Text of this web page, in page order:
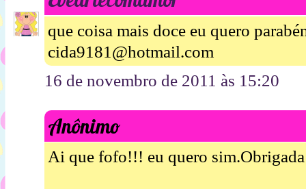
que coisa mais doce eu quero
cida9181@hotmail.com
16 de novembro de 2011 às 15:20
Anônimo
Ai que fofo!!! eu quero